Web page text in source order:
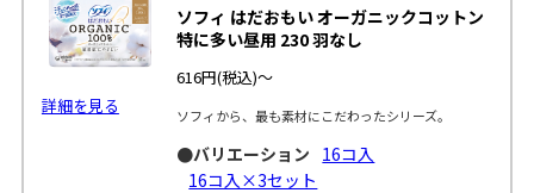
詳細を見る
ソフィ はだおもい オーガニックコットン
特に多い昼用 230 羽なし
616円(税込)～
ソフィから、最も素材にこだわったシリーズ。
●バリエーション 16コ入
16コ入×3セット